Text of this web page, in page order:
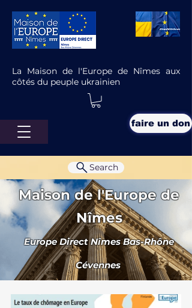
La Maison de l'Europe de Nîmes aux
côtés du peuple ukrainien
faire un don
Maison de l'Europe de
Nîmes
Europe Direct Nîmes Bas-Rhône
Cévennes
Search
Le chômage, c’est désormais
aussi l’affaire de l’Europe